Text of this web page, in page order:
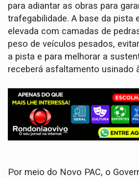
para adiantar as obras para
trafegabilidade. A base da pista
elevada com camadas de
peso de veículos pesados,
a pista e para melhorar a
receberá asfaltamento usinado
Por meio do Novo PAC, o